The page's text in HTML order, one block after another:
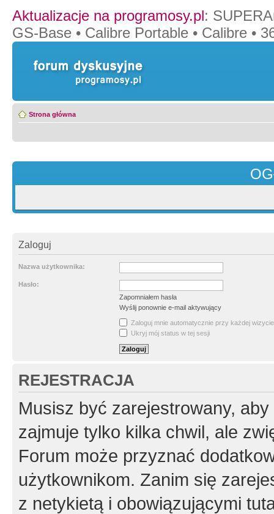
Aktualizacje na programosy.pl:
GS-Base • Calibre Portable • Calibre •
Strona główna
Zaloguj
Nazwa użytkownika:
Hasło:
Zapomniałem hasła
Wyślij ponownie e-mail aktywujący
Zaloguj mnie automatycznie przy każdej wizycie
Ukryj mój status w tej sesji
REJESTRACJA
Musisz być zarejestrowany,
zajmuje tylko kilka chwil, ale
Forum może przyznać
użytkownikom. Zanim się
z netykietą i obowiązującymi